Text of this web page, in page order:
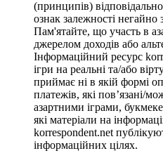
(принципів)
ознак залежності негайно
Пам'ятайте, що участь в
джерелом доходів або
Інформаційний ресурс
ігри на реальні та/або
приймає ні в якій формі
платежів, які пов’язані/
азартними іграми,
які матеріали на
korrespondent.net
інформаційних цілях.